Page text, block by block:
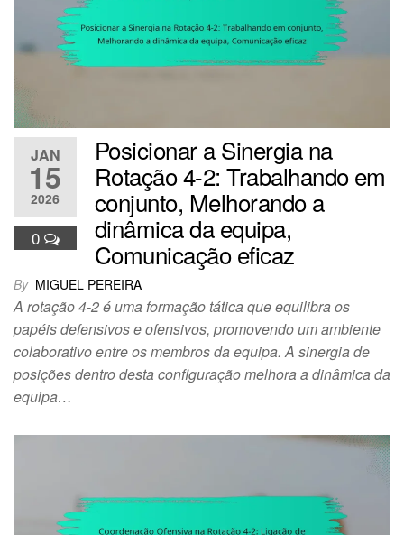
JAN
15
2026
0
Posicionar a Sinergia na
Rotação 4-2: Trabalhando em
conjunto, Melhorando a
dinâmica da equipa,
Comunicação eficaz
By MIGUEL PEREIRA
A rotação 4-2 é uma formação tática que equilibra os
papéis defensivos e ofensivos, promovendo um ambiente
colaborativo entre os membros da equipa. A sinergia de
posições dentro desta configuração melhora a dinâmica da
equipa…